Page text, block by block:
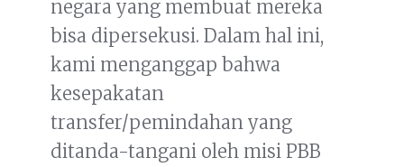
negara yang membuat mereka
bisa dipersekusi. Dalam hal ini,
kami menganggap bahwa
kesepakatan
transfer/pemindahan yang
ditanda-tangani oleh misi PBB